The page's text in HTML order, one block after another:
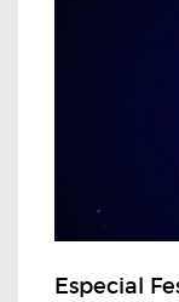
Especial